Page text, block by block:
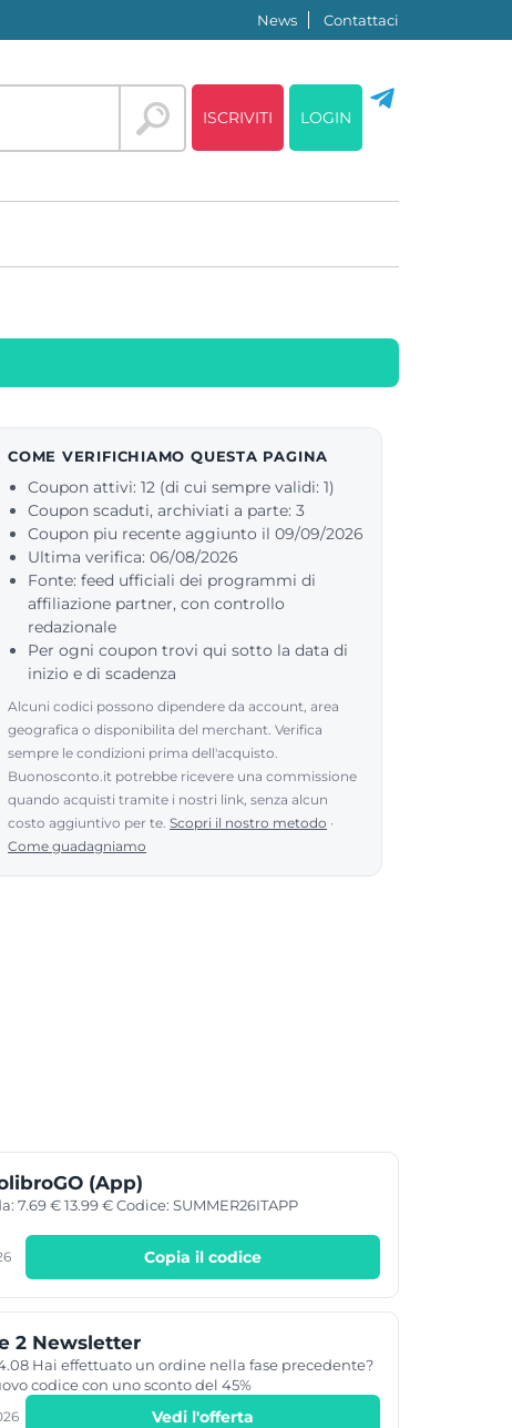
News Contattaci
ISCRIVITI LOGIN
COME VERIFICHIAMO QUESTA PAGINA
Coupon attivi: 12 (di cui sempre validi: 1)
Coupon scaduti, archiviati a parte: 3
Coupon piu recente aggiunto il 09/09/2026
Ultima verifica: 06/08/2026
Fonte: feed ufficiali dei programmi di
affiliazione partner, con controllo
redazionale
Per ogni coupon trovi qui sotto la data di
inizio e di scadenza
Alcuni codici possono dipendere da account, area
geografica o disponibilita del merchant. Verifica
sempre le condizioni prima dell'acquisto.
Buonosconto.it potrebbe ricevere una commissione
quando acquisti tramite i nostri link, senza alcun
costo aggiuntivo per te. Scopri il nostro metodo ·
Come guadagniamo
(App)
7.69 € 13.99 € Codice: SUMMER26ITAPP
Copia il codice
2 Newsletter
Hai effettuato un ordine nella fase precedente?
codice con uno sconto del 45%
Vedi l'offerta